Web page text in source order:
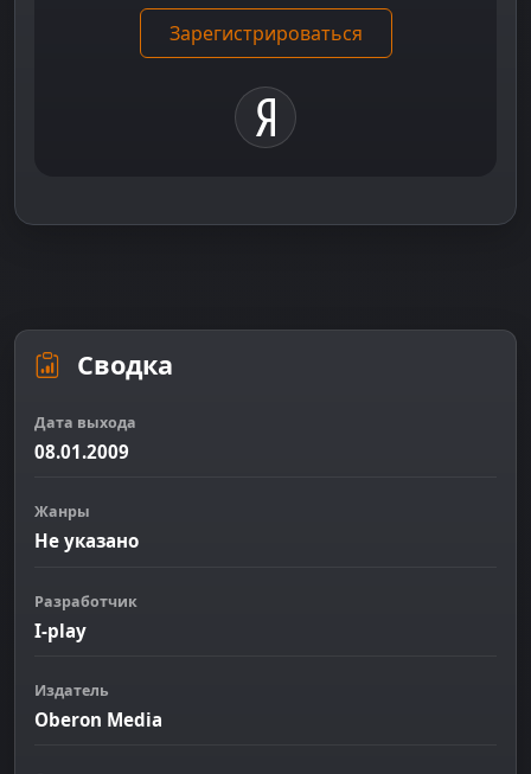
Зарегистрироваться
Сводка
Дата выхода
08.01.2009
Жанры
Не указано
Разработчик
I-play
Издатель
Oberon Media